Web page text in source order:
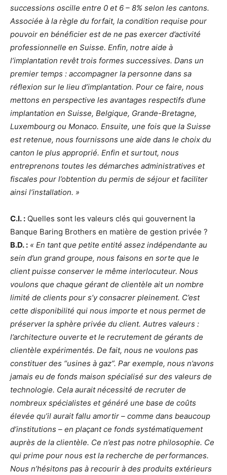
successions oscille entre 0 et 6 – 8% selon les cantons.
Associée à la règle du forfait, la condition requise pour
pouvoir en bénéficier est de ne pas exercer d’activité
professionnelle en Suisse. Enfin, notre aide à
l’implantation revêt trois formes successives. Dans un
premier temps : accompagner la personne dans sa
réflexion sur le lieu d’implantation. Pour ce faire, nous
mettons en perspective les avantages respectifs d’une
implantation en Suisse, Belgique, Grande-Bretagne,
Luxembourg ou Monaco. Ensuite, une fois que la Suisse
est retenue, nous fournissons une aide dans le choix du
canton le plus approprié. Enfin et surtout, nous
entreprenons toutes les démarches administratives et
fiscales pour l’obtention du permis de séjour et faciliter
ainsi l’installation. »
C.I. : Quelles sont les valeurs clés qui gouvernent la
Banque Baring Brothers en matière de gestion privée ?
B.D. : « En tant que petite entité assez indépendante au
sein d’un grand groupe, nous faisons en sorte que le
client puisse conserver le même interlocuteur. Nous
voulons que chaque gérant de clientèle ait un nombre
limité de clients pour s’y consacrer pleinement. C’est
cette disponibilité qui nous importe et nous permet de
préserver la sphère privée du client. Autres valeurs :
l’architecture ouverte et le recrutement de gérants de
clientèle expérimentés. De fait, nous ne voulons pas
constituer des “usines à gaz”. Par exemple, nous n’avons
jamais eu de fonds maison spécialisé sur des valeurs de
technologie. Cela aurait nécessité de recruter de
nombreux spécialistes et généré une base de coûts
élevée qu’il aurait fallu amortir – comme dans beaucoup
d’institutions – en plaçant ce fonds systématiquement
auprès de la clientèle. Ce n’est pas notre philosophie. Ce
qui prime pour nous est la recherche de performances.
Nous n’hésitons pas à recourir à des produits extérieurs